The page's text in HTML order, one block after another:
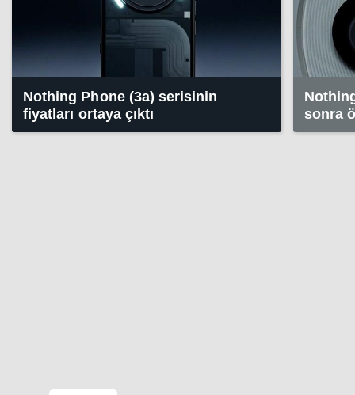
Nothing Phone (3a) serisinin
fiyatları ortaya çıktı
sonra